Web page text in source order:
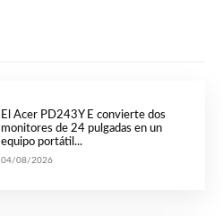
El Acer PD243Y E convierte dos
monitores de 24 pulgadas en un
equipo portátil...
04/08/2026